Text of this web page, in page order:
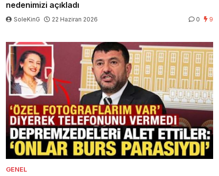
nedenimizi açıkladı
SoleKinG 22 Haziran 2026 0 9
GENEL